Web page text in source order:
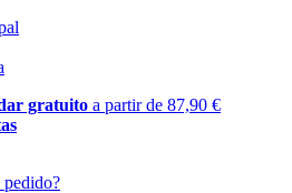
gratuito a partir de 87,90 €
pedido?